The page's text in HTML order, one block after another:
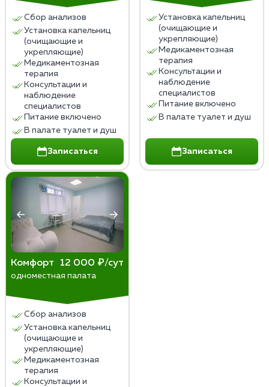
Чтобы избежать или минимизировать побочные
эффекты, пациентам рекомендуется соблюдать
здоровый образ жизни, заниматься физической
активностью, поддерживать социальные контакты,
обращаться к психотерапевту при необходимости,
избегать стрессовых ситуаций, которые могут
спровоцировать срыв и повторный прием алкоголя.
Сбор анализов
Установка капельниц
(очищающие и
укрепляющие)
Медикаментозная
терапия
Консультации и
наблюдение
специалистов
Питание включено
В палате туалет и душ
Записаться
Установка капельниц
(очищающие и
укрепляющие)
Медикаментозная
терапия
Консультации и
наблюдение
специалистов
Питание включено
В палате туалет и душ
Записаться
Комфорт 12 000 ₽/сут
одноместная палата
Сбор анализов
Установка капельниц
(очищающие и
укрепляющие)
Медикаментозная
терапия
Консультации и